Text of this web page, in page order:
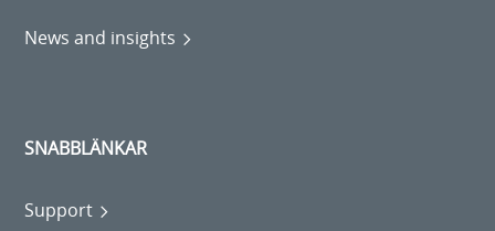
News and insights
SNABBLÄNKAR
Support